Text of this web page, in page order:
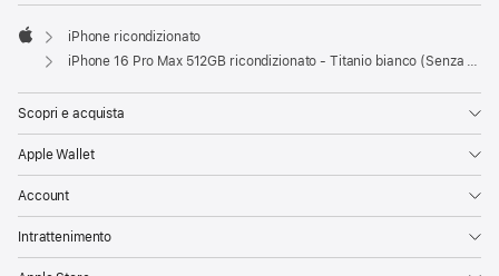
Apple
iPhone ricondizionato
iPhone 16 Pro Max 512GB ricondizionato - Titanio bianco (Senza SIM)
Scopri e acquista
Apple Wallet
Account
Intrattenimento